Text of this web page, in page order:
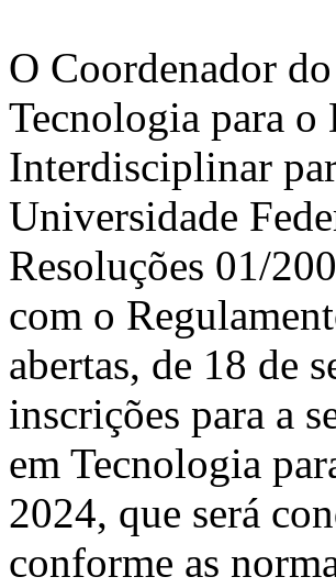
O Coordenador
Tecnologia para
Interdisciplinar
Universidade
Resoluções 01/
com o
abertas, de 18 de
inscrições para a
em Tecnologia
2024, que será
conforme as